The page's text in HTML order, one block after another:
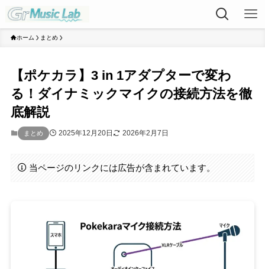
ホーム まとめ
【ポケカラ】3 in 1アダプターで変わ
る！ダイナミックマイクの接続方法を徹
底解説
まとめ 2025年12月20日 2026年2月7日
当ページのリンクには広告が含まれています。